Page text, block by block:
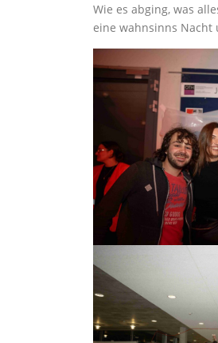
Wie es abging, was
eine wahnsinns Nacht